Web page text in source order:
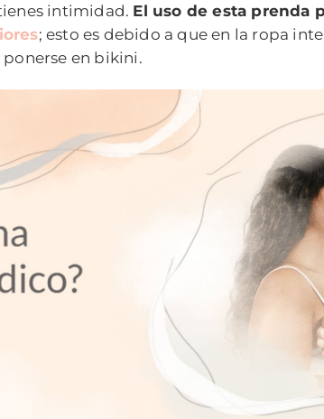
intimidad. El uso de esta prenda
; esto es debido a que en la ropa
en bikini.